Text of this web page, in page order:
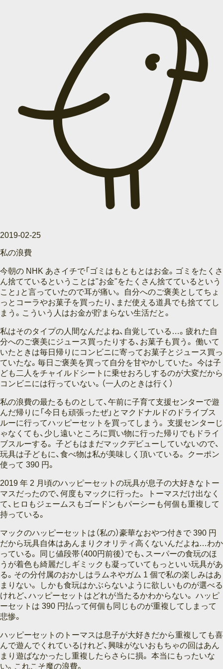
2019-02-25
私の浪費
今朝の NHK あさイチで「ゴミはもともとはお金。ゴミをたくさ
ん捨てているということは"お金"をたくさん捨てているという
こと」と言っていたので耳が痛い。 自分へのご褒美としてちょ
っとコーラやお菓子を買ったり、まだ使える道具でも捨ててし
まう。こういう人はお金が貯まらない生活だと。
私はそのタイプの人間なんだよね、自覚している…。疲れた自
分へのご褒美にジュース買ったりする、お菓子も買う。 働いて
いたときは毎日帰りにコンビニに寄ってお菓子とジュース買っ
ていたな。毎日ご褒美を買って自分を甘やかしていた。 今は子
ども二人をチャイルドシートに乗せおろしするのが大変だから
コンビニには行っていない。（一人のときは行く）
私の浪費の最たるものとして、午前に子育て支援センターで遊
んだ帰りに「今日も頑張ったぜ」とマクドナルドのドライブス
ルーに行ってハッピーセットを買ってしまう。 支援センターじ
ゃなくても、少し遠いところに買い物に行った帰りでもドライ
ブスルーする。 子どもはまだマックデビューしていないので、
玩具は子どもに、食べ物は私が美味しく頂いている。 クーポン
使って 390 円。
2019 年 2 月頃のハッピーセットの玩具が息子の大好きなトー
マスだったので、何度もマックに行った。 トーマスだけ出なく
て、ヒロもジェームスもゴードンもパーシーも何個も重複して
持っている。
マックのハッピーセットは（私の）豪華なおやつ付きで 390 円
だから玩具自体はあんまりクオリティ高くないんだよね…わか
っている。 同じ値段帯（400円前後）でも、スーパーの食玩のほ
うが着色も綺麗だしギミックも凝っていてもっといい玩具があ
る。その分付属のおかしはラムネやガム 1 個で私の楽しみはあ
まりない。 しかも食玩はかぶらないように欲しいものが選べる
けれど、ハッピーセットはどれが当たるかわからない。 ハッピ
ーセットは 390 円払って何個も同じものが重複してしまって
悲惨。
ハッピーセットのトーマスは息子が大好きだから重複しても喜
んで遊んでくれているけれど、興味がないおもちゃの回はあん
まり遊ばなかったし重複したらさらに損。 本当にもったいな
い。これこそ魔の浪費。